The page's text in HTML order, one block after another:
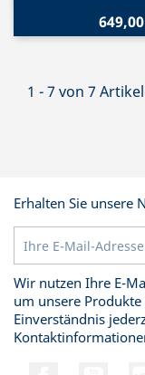
1 - 7 von 7
Erhalten Sie unsere
Wir nutzen Ihre E-
um unsere
Einverständnis